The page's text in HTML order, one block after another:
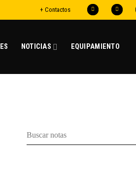
+ Contactos
NOTICIAS EQUIPAMIENTO